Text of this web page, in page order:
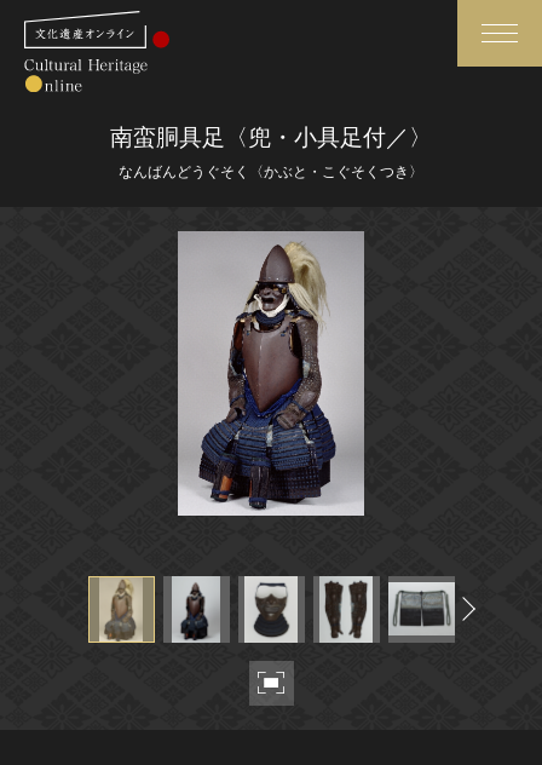
さらに詳細検索
無形文化遺産
媒体資料・関連記事等
博物館、美術館の皆さまへ
文化庁よりご挨拶
今月のみどころ
お知らせ一覧
このサイトについて
関連サイトリンク
サイトマップ
サイトのご意見はこちら
南蛮胴具足〈兜・小具足付／〉
なんばんどうぐそく〈かぶと・こぐそくつき〉